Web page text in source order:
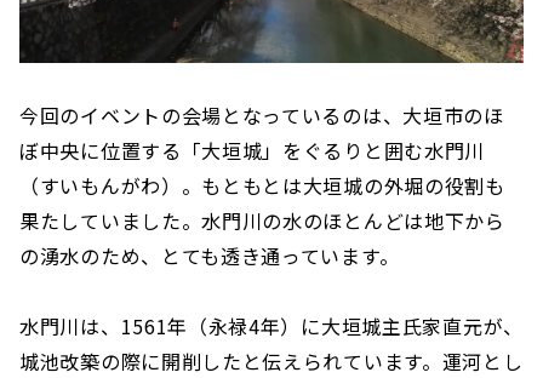
今回のイベントの会場となっているのは、大垣市のほ
ぼ中央に位置する「大垣城」をぐるりと囲む水門川
（すいもんがわ）。もともとは大垣城の外堀の役割も
果たしていました。水門川の水のほとんどは地下から
の湧水のため、とても透き通っています。
水門川は、1561年（永禄4年）に大垣城主氏家直元が、
城池改築の際に開削したと伝えられています。運河とし